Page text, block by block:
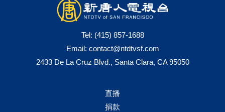
Tel: (415) 857-1688
Email: contact@ntdtvsf.com
2433 De La Cruz Blvd., Santa Clara, CA 95050
直播
捐款